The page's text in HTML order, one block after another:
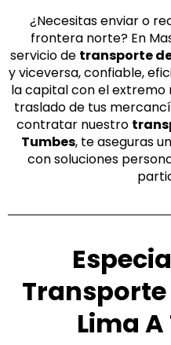
¿Necesitas enviar o
frontera norte? En
servicio de transporte
y viceversa, confiable,
la capital con el extremo
traslado de tus
contratar nuestro
Tumbes, te aseguras
con soluciones
Transporte
Lima